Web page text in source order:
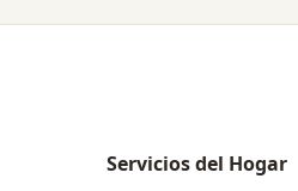
Servicios del Hogar